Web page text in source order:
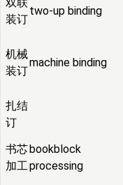
装订
two-up binding
机械
装订
machine binding
扎结
订
书芯
加工
bookblock
processing